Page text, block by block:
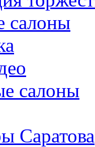
салоны
салоны
Саратова